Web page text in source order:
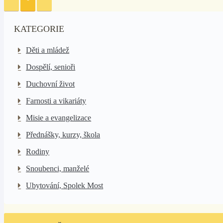
KATEGORIE
Děti a mládež
Dospělí, senioři
Duchovní život
Farnosti a vikariáty
Misie a evangelizace
Přednášky, kurzy, škola
Rodiny
Snoubenci, manželé
Ubytování, Spolek Most